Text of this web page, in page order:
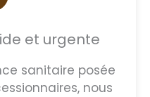
et urgente
sanitaire posée
nous